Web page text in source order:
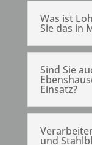
Was ist
Sie das in
Sind Sie
Einsatz?
und